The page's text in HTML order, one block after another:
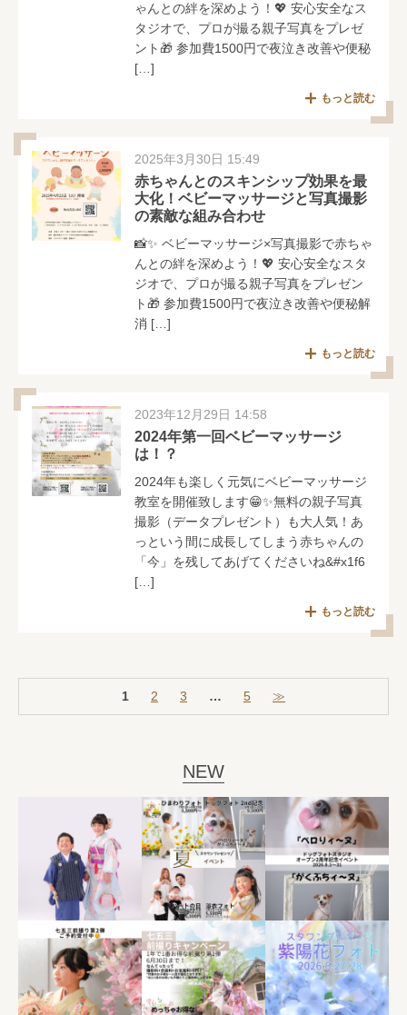
ゃんとの絆を深めよう！💖 安心安全なス
タジオで、プロが撮る親子写真をプレゼ
ント🎁 参加費1500円で夜泣き改善や便秘
[…]
もっと読む
2025年3月30日 15:49
赤ちゃんとのスキンシップ効果を最
大化！ベビーマッサージと写真撮影
の素敵な組み合わせ
📸✨ ベビーマッサージ×写真撮影で赤ちゃ
んとの絆を深めよう！💖 安心安全なスタ
ジオで、プロが撮る親子写真をプレゼン
ト🎁 参加費1500円で夜泣き改善や便秘解
消 […]
もっと読む
2023年12月29日 14:58
2024年第一回ベビーマッサージ
は！？
2024年も楽しく元気にベビーマッサージ
教室を開催致します😁✨無料の親子写真
撮影（データプレゼント）も大人気！あ
っという間に成長してしまう赤ちゃんの
「今」を残してあげてくださいね&#x1f6
[…]
もっと読む
1 2 3 … 5 ≫
NEW